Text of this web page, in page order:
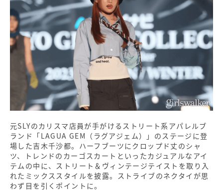
元SLYのカリスマ店員が手がけるストリート系アパレルブ
ランド「LAGUA GEM（ラグアジェム）」のステージに登
場した吉木千沙都。ハーフブーツにクロップド丈のシャ
ツ、トレンドのカーゴスカートといったカジュアルなアイ
テムの中に、ストリート＆ヴィンテージテイストを取り入
れたミックススタイルを披露。ストライブのネクタイが思
わず目を引くポイントに。